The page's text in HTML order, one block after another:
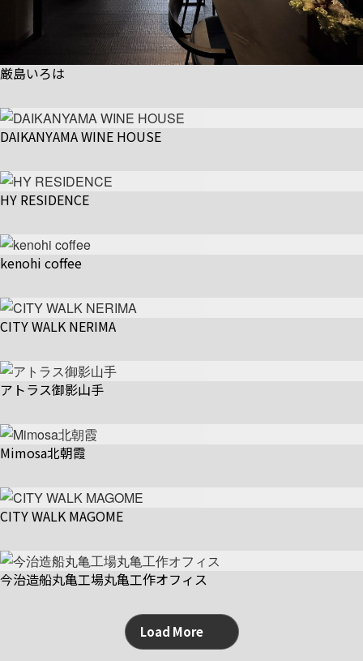
厳島いろは
DAIKANYAMA WINE HOUSE
HY RESIDENCE
kenohi coffee
CITY WALK NERIMA
アトラス御影山手
Mimosa北朝霞
CITY WALK MAGOME
今治造船丸亀工場丸亀工作オフィス
Load More